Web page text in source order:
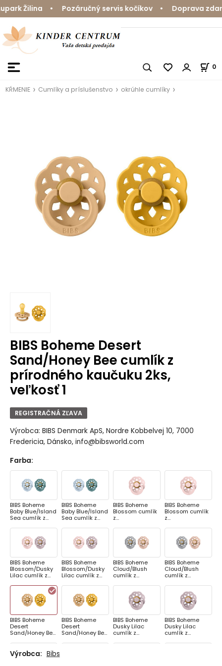
Žilina • Pozáručný servis kočíkov • Doprava
0
KŔMENIE Cumlíky a príslušenstvo okrúhle cumlíky
BIBS Boheme Desert
Sand/Honey Bee cumlík z
prírodného kaučuku 2ks,
veľkosť 1
REGISTRAČNÁ ZĽAVA
Výrobca: BIBS Denmark ApS, Nordre Kobbelvej 10, 7000
Fredericia, Dánsko, info@bibsworld.com
Farba:
BIBS Boheme
Baby Blue/Island
Sea cumlík z
kaučuku 2ks,
veľkosť 1
BIBS Boheme
Baby Blue/Island
Sea cumlík z
kaučuku 2ks,
veľkosť 2
BIBS Boheme
Blossom cumlík
z
uku 1ks, veľkosť 1
BIBS Boheme
Blossom cumlík
z
uku 1ks, veľkosť 2
BIBS Boheme
Blossom/Dusky
Lilac cumlík z
kaučuku 2ks,
veľkosť 1
BIBS Boheme
Blossom/Dusky
Lilac cumlík z
kaučuku 2ks,
veľkosť 2
BIBS Boheme
Cloud/Blush
cumlík z
kaučuku 2ks,
veľkosť 1
BIBS Boheme
Cloud/Blush
cumlík z
kaučuku 2ks,
veľkosť 2
BIBS Boheme
Desert
Sand/Honey Bee
prírodného
kaučuku 2ks,
veľkosť 1
BIBS Boheme
Desert
Sand/Honey Bee
prírodného
BIBS Boheme
Dusky Lilac
cumlík z
uku 1ks, veľkosť 1
BIBS Boheme
Dusky Lilac
cumlík z
uku 1ks, veľkosť 2
Výrobca: Bibs